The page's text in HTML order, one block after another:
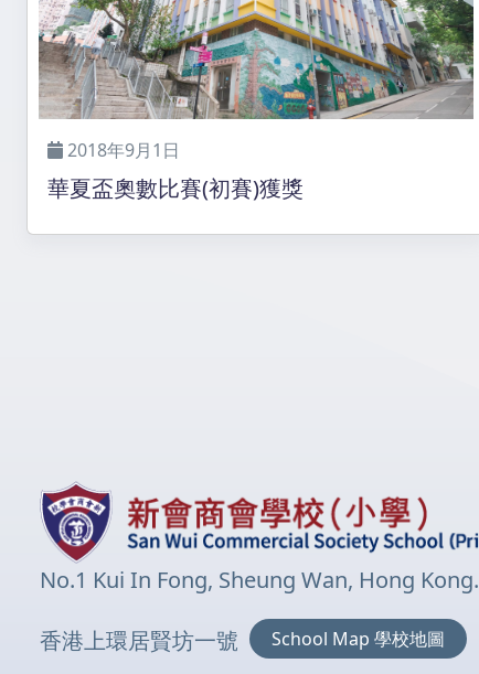
2018年9月1日
華夏盃奧數比賽(初賽)獲獎
No.1 Kui In Fong, Sheung Wan, Hong Kong.
香港上環居賢坊一號 School Map 學校地圖